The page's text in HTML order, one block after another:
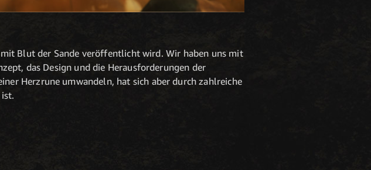
Blut der Sande veröffentlicht wird. Wir haben uns mit
das Design und die Herausforderungen der
Herzrune umwandeln, hat sich aber durch zahlreiche